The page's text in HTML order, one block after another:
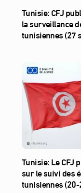
Tunisie: CFJ
la surveillance
tunisiennes (27
Tunisie: Le CFJ
sur le suivi des
tunisiennes